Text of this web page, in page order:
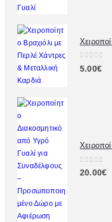
0 out of 5
5.00€
0out of 5
20.00€